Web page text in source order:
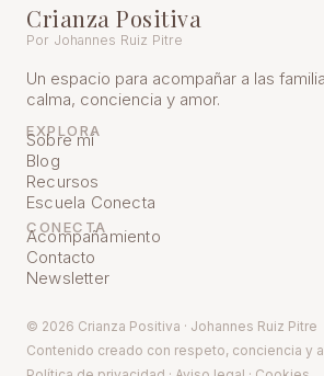
Crianza Positiva
Por Johannes Ruiz Pitre
Un espacio para acompañar a las
calma, conciencia y amor.
EXPLORA
Sobre mí
Blog
Recursos
Escuela Conecta
CONECTA
Acompañamiento
Contacto
Newsletter
© 2026 Crianza Positiva · Johannes Ruiz Pitre
Contenido creado con respeto, conciencia y